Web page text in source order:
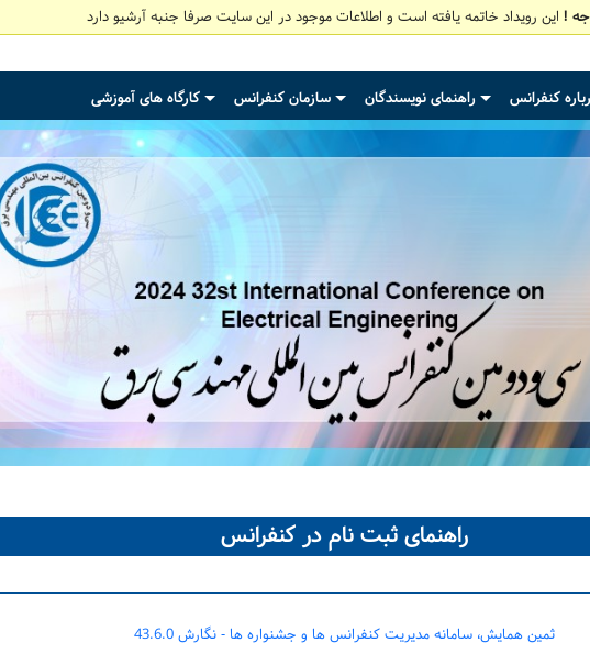
! این رویداد خاتمه یافته است و اطلاعات موجود در این سایت صرفا جنبه آرشیو دارد
کنفرانس
+
راهنمای نویسندگان
+
سازمان کنفرانس
+
کارگاه های آموزشی
راهنمای ثبت نام در کنفرانس
ثمین همایش، سامانه مدیریت کنفرانس ها و جشنواره ها - نگارش 43.6.0